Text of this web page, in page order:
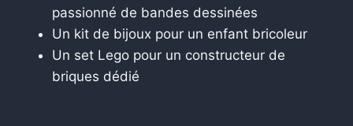
passionné de bandes dessinées
Un kit de bijoux pour un enfant bricoleur
Un set Lego pour un constructeur de
briques dédié